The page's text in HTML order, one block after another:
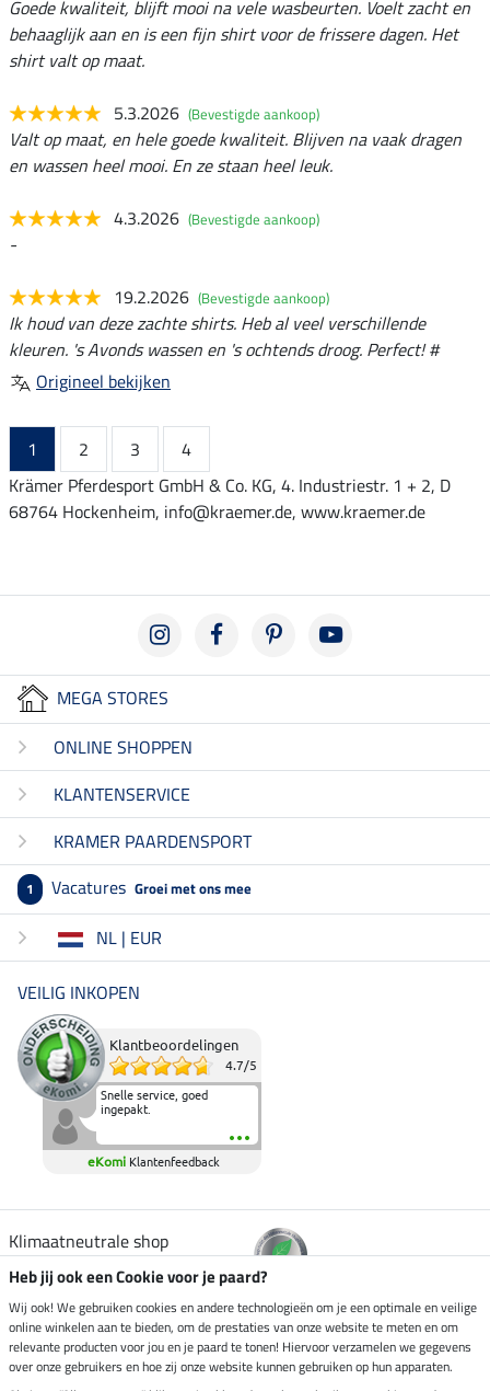
Goede kwaliteit, blijft mooi na vele wasbeurten. Voelt zacht en
behaaglijk aan en is een fijn shirt voor de frissere dagen. Het
shirt valt op maat.
5.3.2026 (Bevestigde aankoop)
Valt op maat, en hele goede kwaliteit. Blijven na vaak dragen
en wassen heel mooi. En ze staan heel leuk.
4.3.2026 (Bevestigde aankoop)
-
19.2.2026 (Bevestigde aankoop)
Ik houd van deze zachte shirts. Heb al veel verschillende
kleuren. 's Avonds wassen en 's ochtends droog. Perfect! #
Origineel bekijken
1 2 3
4
Krämer Pferdesport GmbH & Co. KG, 4. Industriestr. 1 + 2, D
68764 Hockenheim, info@kraemer.de, www.kraemer.de
MEGA STORES
ONLINE SHOPPEN
KLANTENSERVICE
KRAMER PAARDENSPORT
1 Vacatures Groei met ons mee
NL | EUR
VEILIG INKOPEN
Klantbeoordelingen
4.7/5
Snelle service, goed
ingepakt.
eKomi Klantenfeedback
Klimaatneutrale shop
Verzending per
Heb jij ook een Cookie voor je paard?
Wij ook! We gebruiken cookies en andere technologieën om je een optimale en veilige
online winkelen aan te bieden, om de prestaties van onze website te meten en om
relevante producten voor jou en je paard te tonen! Hiervoor verzamelen we gegevens
over onze gebruikers en hoe zij onze website kunnen gebruiken op hun apparaten.